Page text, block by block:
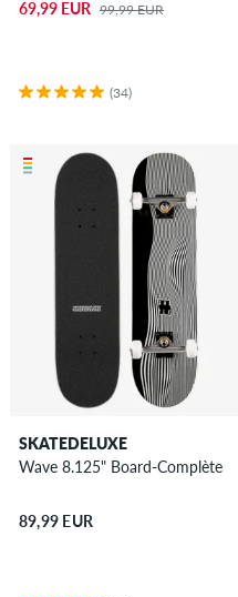
69,99 EUR 99,99 EUR
(34)
SKATEDELUXE
Wave 8.125" Board-Complète
89,99 EUR